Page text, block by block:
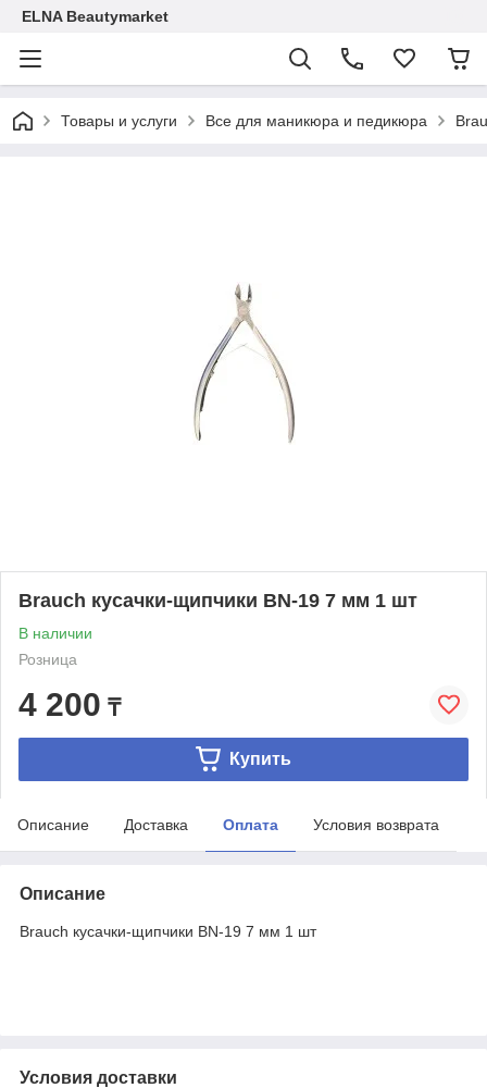
ELNA Beautymarket
Товары и услуги Все для маникюра и педикюра
Brauch кусачки-щипчики BN-19 7 мм 1 шт
В наличии
Розница
4 200 ₸
Купить
Описание Доставка Оплата Условия возврата
Описание
Brauch кусачки-щипчики BN-19 7 мм 1 шт
Условия доставки